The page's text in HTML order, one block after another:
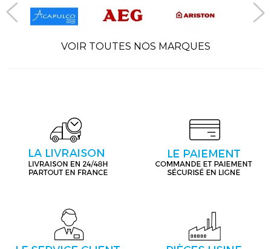
VOIR TOUTES NOS MARQUES